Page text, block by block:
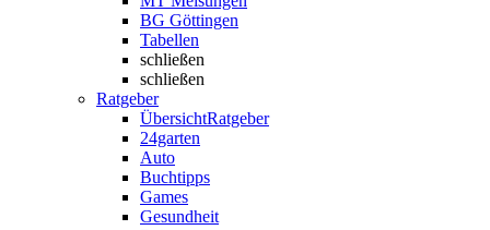
BG Göttingen
Tabellen
schließen
schließen
Ratgeber
ÜbersichtRatgeber
24garten
Auto
Buchtipps
Games
Gesundheit